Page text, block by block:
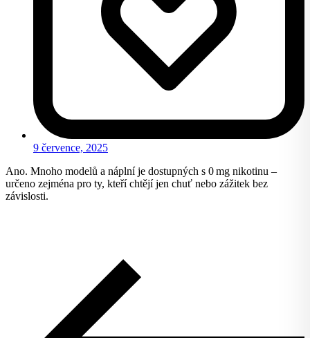
9 července, 2025
Ano. Mnoho modelů a náplní je dostupných s 0 mg nikotinu –
určeno zejména pro ty, kteří chtějí jen chuť nebo zážitek bez
závislosti.